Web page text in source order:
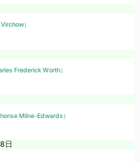
）
Frederick Worth）
Milne-Edwards）
日